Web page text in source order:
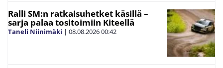
Ralli SM:n ratkaisuhetket käsillä –
sarja palaa tositoimiin Kiteellä
Taneli Niinimäki | 08.08.202600:42